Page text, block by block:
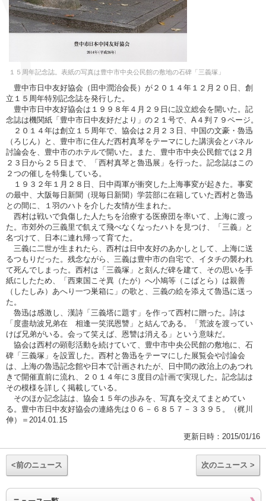
１５周年記念誌。表紙の写真は豊中市中央公民館の敷地の石碑「三義塚」
豊中市日中友好協会（田中潤治会長）が２０１４年１２月２０日、創
立１５周年特別記念誌を発行した。
豊中市日中友好協会は１９９８年４月２９日に設立総会を開いた。記
念誌は機関紙「豊中市日中友好だより」の２１号で、A４判７９ページ。
２０１４年は創立１５周年で、協会は２月２３日、中国の文豪・魯迅
（ろじん）と、豊中市に住んだ西村真琴をテーマにした講演会とパネル
討論会を、豊中市のホテルで開いた。また、豊中市中央公民館では２月
２３日から２５日まで、「西村真琴と魯迅展」を行った。記念誌はこの
２つの催しを特集している。
１９３２年１月２８日、日中両軍が衝突した上海事変が起きた。事変
の最中、大阪毎日新聞（現毎日新聞）学芸部に在籍していた西村と魯迅
との間に、１羽のハトを介した友情が生まれた。
西村は戦いで負傷した人たちを治療する医療団を率いて、上海に渡っ
た。市郊外の三義里で飢えて飛べなくなったハトを見つけ、「三義」と
名づけて、日本に連れ帰って育てた。
三義に二世が生まれたら、西村は日中友好のあかしとして、上海に送
るつもりだった。残念ながら、三義は豊中市の自宅で、イタチの襲われ
て死んでしまった。西村は「三義塚」と刻んだ碑を建て、その思いを手
紙にしたため、「西東国こそ異（たが）へ小鳩等（こばとら）は親善
（したしみ）あへり一つ巣箱に」の歌と、三義の絵を添えて魯迅に送っ
た。
魯迅は感激し、漢詩「三義塔に題す」を作って西村に贈った。詩は
「度盡劫波兄弟在 相逢一笑泯恩讐」と結んである。「荒波を渡ってい
けば兄弟がいる。会って笑えば、恩讐は消える」という意味だ。
協会は西村の顕彰活動を続けていて、豊中市中央公民館の敷地に、石
碑「三義塚」を設置した。西村と魯迅をテーマにした展覧会や討論会
は、上海の魯迅記念館や日本で計画されたが、日中間の政治上のあつれ
きで開催直前に流れ、２０１４年に３度目の計画で実現した。記念誌は
その模様を詳しく掲載している。
そのほか記念誌は、協会１５年の歩みを、写真を交えてまとめてい
る。豊中市日中友好協会の連絡先は０６－６８５７－３３９５。（梶川
伸）＝2014.01.15
更新日時：2015/01/16
<前のニュース 次のニュース >